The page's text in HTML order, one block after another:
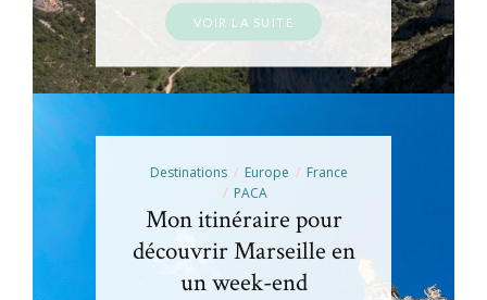
VOIR LA SUITE
Destinations Europe
France
PACA
Mon itinéraire pour
découvrir Marseille en
un week-end